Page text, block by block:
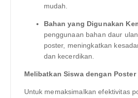
mudah.
Bahan yang Digunakan
penggunaan bahan daur
poster, meningkatkan
dan kecerdikan.
Melibatkan Siswa dengan Poster
Untuk memaksimalkan efektivitas